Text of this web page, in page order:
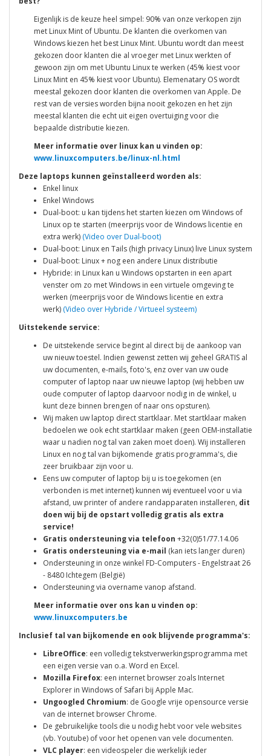
Eigenlijk is de keuze heel simpel: 90% van onze verkopen zijn
met Linux Mint of Ubuntu. De klanten die overkomen van
Windows kiezen het best Linux Mint. Ubuntu wordt dan meest
gekozen door klanten die al vroeger met Linux werkten of
gewoon zijn om met Ubuntu Linux te werken (45% kiest voor
Linux Mint en 45% kiest voor Ubuntu). Elemenatary OS wordt
meestal gekozen door klanten die overkomen van Apple. De
rest van de versies worden bijna nooit gekozen en het zijn
meestal klanten die echt uit eigen overtuiging voor die
bepaalde distributie kiezen.
Meer informatie over linux kan u vinden op:
www.linuxcomputers.be/linux-nl.html
Deze laptops kunnen geïnstalleerd worden als:
Enkel linux
Enkel Windows
Dual-boot: u kan tijdens het starten kiezen om Windows of
Linux op te starten (meerprijs voor de Windows licentie en
extra werk) (Video over Dual-boot)
Dual-boot: Linux en Tails (high privacy Linux) live Linux system
Dual-boot: Linux + nog een andere Linux distributie
Hybride: in Linux kan u Windows opstarten in een apart
venster om zo met Windows in een virtuele omgeving te
werken (meerprijs voor de Windows licentie en extra
werk) (Video over Hybride / Virtueel systeem)
Uitstekende service:
De uitstekende service begint al direct bij de aankoop van
uw nieuw toestel. Indien gewenst zetten wij geheel GRATIS al
uw documenten, e-mails, foto's, enz over van uw oude
computer of laptop naar uw nieuwe laptop (wij hebben uw
oude computer of laptop daarvoor nodig in de winkel, u
kunt deze binnen brengen of naar ons opsturen).
Wij maken uw laptop direct startklaar. Met startklaar maken
bedoelen we ook echt startklaar maken (geen OEM-installatie
waar u nadien nog tal van zaken moet doen). Wij installeren
Linux en nog tal van bijkomende gratis programma's, die
zeer bruikbaar zijn voor u.
Eens uw computer of laptop bij u is toegekomen (en
verbonden is met internet) kunnen wij eventueel voor u via
afstand, uw printer of andere randapparaten installeren, dit
doen wij bij de opstart volledig gratis als extra
service!
Gratis ondersteuning via telefoon +32(0)51/77.14.06
Gratis ondersteuning via e-mail (kan iets langer duren)
Ondersteuning in onze winkel FD-Computers - Engelstraat 26
- 8480 Ichtegem (België)
Ondersteuning via overname vanop afstand.
Meer informatie over ons kan u vinden op:
www.linuxcomputers.be
Inclusief tal van bijkomende en ook blijvende programma's:
LibreOffice: een volledig tekstverwerkingsprogramma met
een eigen versie van o.a. Word en Excel.
Mozilla Firefox: een internet browser zoals Internet
Explorer in Windows of Safari bij Apple Mac.
Ungoogled Chromium: de Google vrije opensource versie
van de internet browser Chrome.
De gebruikelijke tools die u nodig hebt voor vele websites
(vb. Youtube) of voor het openen van vele documenten.
VLC player: een videospeler die werkelijk ieder